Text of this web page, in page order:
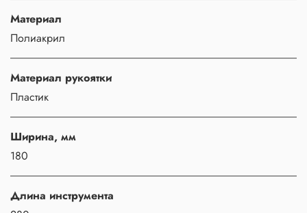
Материал
Полиакрил
Материал рукоятки
Пластик
Ширина, мм
180
Длина инструмента